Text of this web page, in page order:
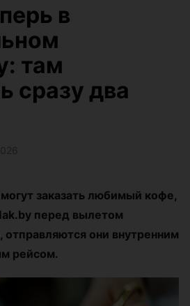
в
там
сразу два
заказать любимый кофе,
перед вылетом
отправляются они внутренним
рейсом.